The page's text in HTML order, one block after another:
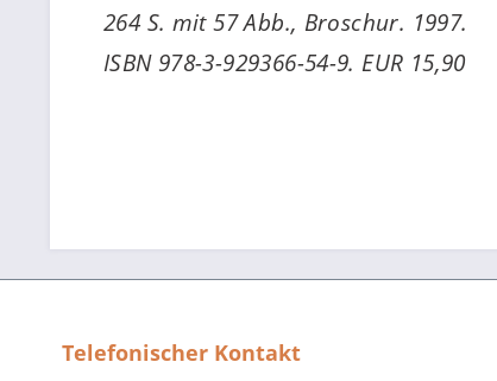
264 S. mit 57 Abb., Broschur. 1997.
ISBN 978-3-929366-54-9. EUR 15,90
Telefonischer Kontakt